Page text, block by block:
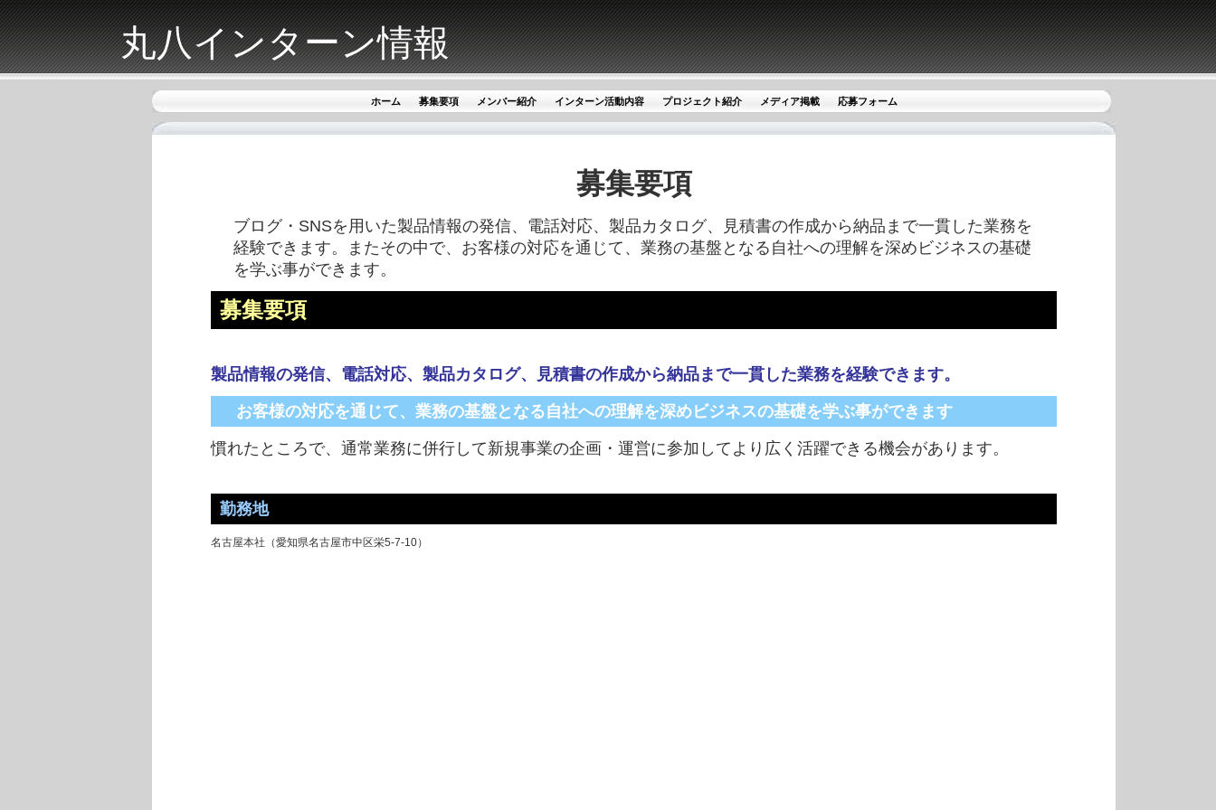
丸八インターン情報
ホーム 募集要項 メンバー紹介 インターン活動内容 プロジェクト紹介 メディア掲載 応募フォーム
募集要項
ブログ・SNSを用いた製品情報の発信、電話対応、製品カタログ、見積書の作成から納品まで一貫した業務を
経験できます。またその中で、お客様の対応を通じて、業務の基盤となる自社への理解を深めビジネスの基礎
を学ぶ事ができます。
募集要項
製品情報の発信、電話対応、製品カタログ、見積書の作成から納品まで一貫した業務を経験できます。
お客様の対応を通じて、業務の基盤となる自社への理解を深めビジネスの基礎を学ぶ事ができます
慣れたところで、通常業務に併行して新規事業の企画・運営に参加してより広く活躍できる機会があります。
勤務地
名古屋本社（愛知県名古屋市中区栄5-7-10）